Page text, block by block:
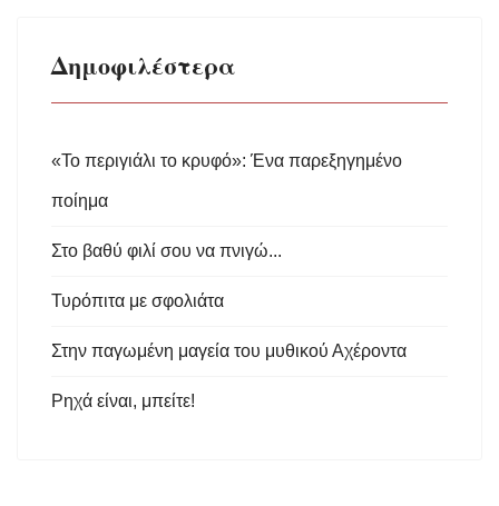
Δημοφιλέστερα
«Το περιγιάλι το κρυφό»: Ένα παρεξηγημένο
ποίημα
Στο βαθύ φιλί σου να πνιγώ...
Τυρόπιτα με σφολιάτα
Στην παγωμένη μαγεία του μυθικού Αχέροντα
Ρηχά είναι, μπείτε!